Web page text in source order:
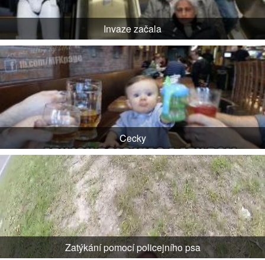
Invaze začala
Cecky
Zatýkání pomocí policejního psa